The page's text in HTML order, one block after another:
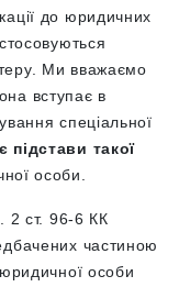
до юридичних
Ми вважаємо
вступає в
спеціальної
підстави такої
особи.
2 ст. 96-6 КК
частиною
особи